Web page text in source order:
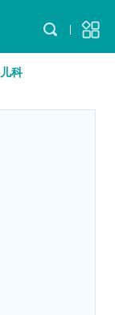
儿科